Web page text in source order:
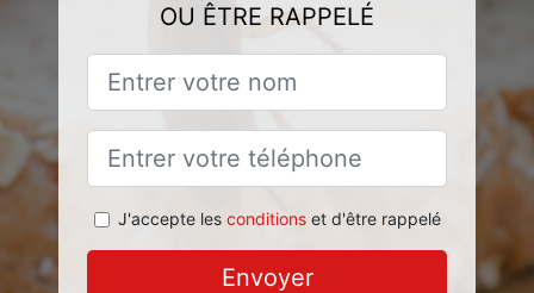
OU ÊTRE RAPPELÉ
J'accepte les conditionset d'être rappelé
Envoyer